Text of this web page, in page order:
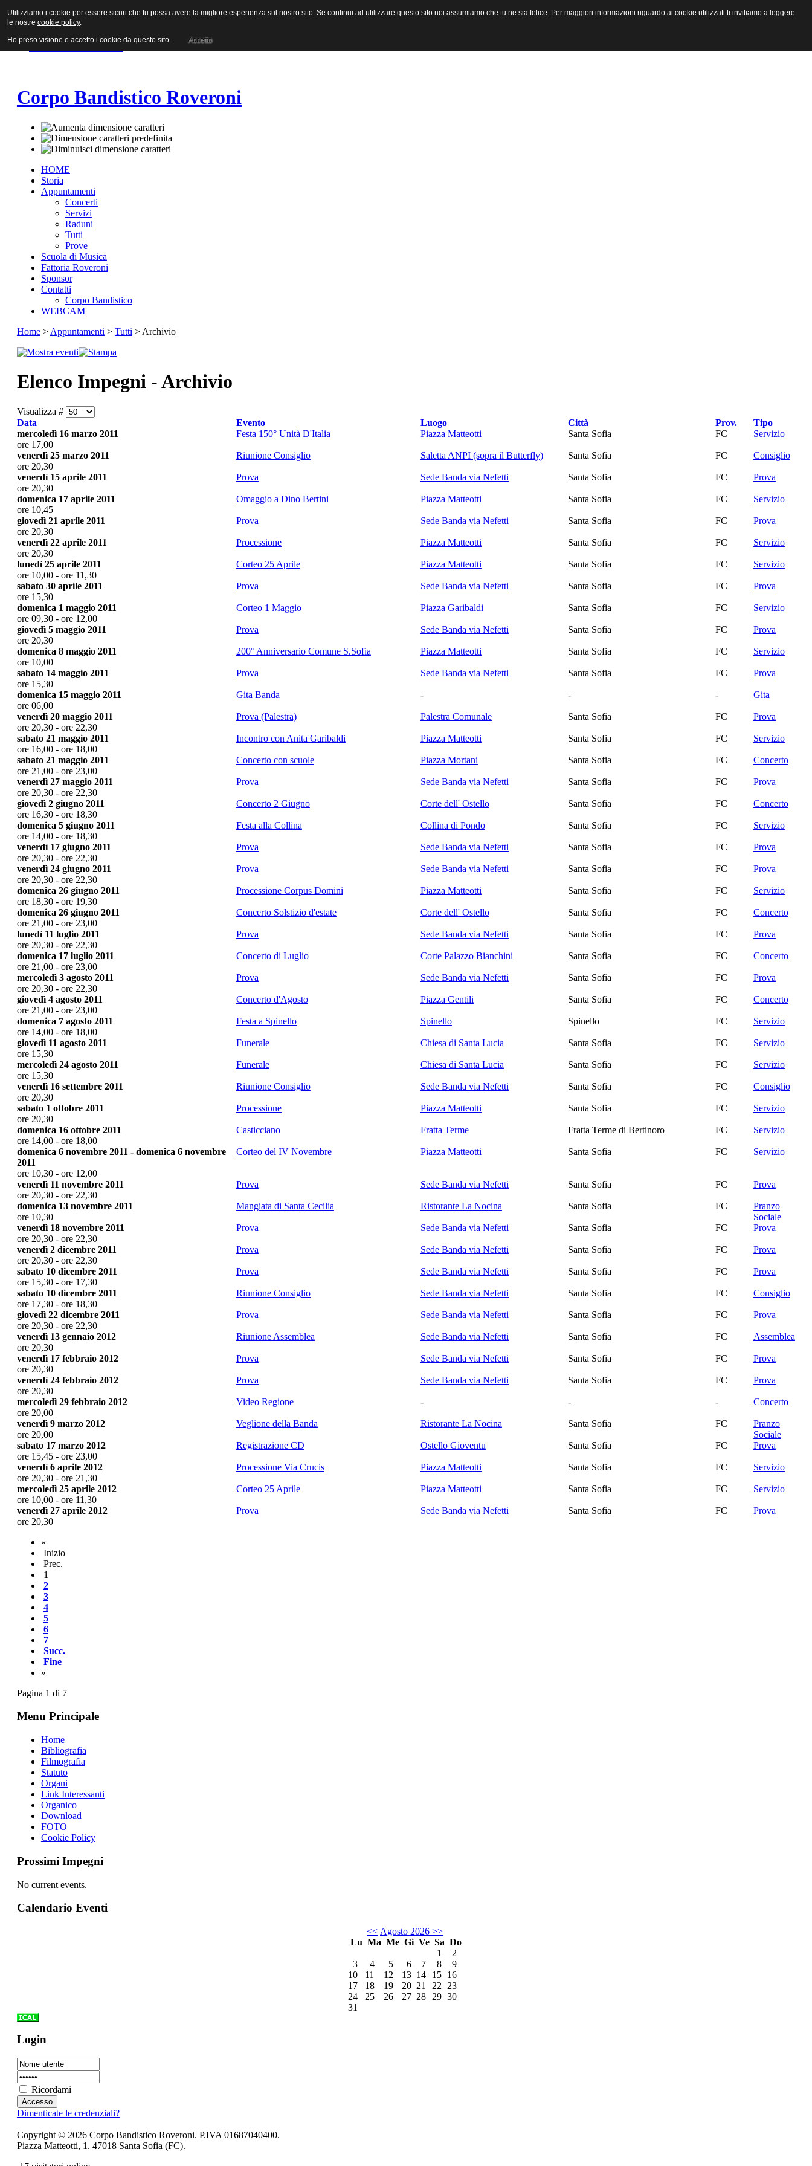
Vai al contenuto
Vai alla navigazione principale
Vai alla prima colonna
Corpo Bandistico Roveroni
HOME
Storia
Appuntamenti
Concerti
Servizi
Raduni
Tutti
Prove
Scuola di Musica
Fattoria Roveroni
Sponsor
Contatti
Corpo Bandistico
WEBCAM
Home> Appuntamenti > Tutti > Archivio
Elenco Impegni - Archivio
Visualizza #
Data
Evento Luogo Città Prov.
Tipo
mercoledì 16 marzo 2011
ore 17,00
Festa 150° Unità D'Italia Piazza Matteotti Santa Sofia FC Servizio
venerdì 25 marzo 2011
ore 20,30
Riunione Consiglio Saletta ANPI (sopra il Butterfly) Santa Sofia FC Consiglio
venerdì 15 aprile 2011
ore 20,30
Prova Sede Banda via Nefetti Santa Sofia FC Prova
domenica 17 aprile 2011
ore 10,45
Omaggio a Dino Bertini Piazza Matteotti Santa Sofia FC Servizio
giovedì 21 aprile 2011
ore 20,30
Prova Sede Banda via Nefetti Santa Sofia FC Prova
venerdì 22 aprile 2011
ore 20,30
Processione Piazza Matteotti Santa Sofia FC Servizio
lunedì 25 aprile 2011
ore 10,00 - ore 11,30
Corteo 25 Aprile Piazza Matteotti Santa Sofia FC Servizio
sabato 30 aprile 2011
ore 15,30
Prova Sede Banda via Nefetti Santa Sofia FC Prova
domenica 1 maggio 2011
ore 09,30 - ore 12,00
Corteo 1 Maggio Piazza Garibaldi Santa Sofia FC Servizio
giovedì 5 maggio 2011
ore 20,30
Prova Sede Banda via Nefetti Santa Sofia FC Prova
domenica 8 maggio 2011
ore 10,00
200° Anniversario Comune S.Sofia Piazza Matteotti Santa Sofia FC Servizio
sabato 14 maggio 2011
ore 15,30
Prova Sede Banda via Nefetti Santa Sofia FC Prova
domenica 15 maggio 2011
ore 06,00
Gita Banda - - - Gita
venerdì 20 maggio 2011
ore 20,30 - ore 22,30
Prova (Palestra) Palestra Comunale Santa Sofia FC Prova
sabato 21 maggio 2011
ore 16,00 - ore 18,00
Incontro con Anita Garibaldi Piazza Matteotti Santa Sofia FC Servizio
sabato 21 maggio 2011
ore 21,00 - ore 23,00
Concerto con scuole Piazza Mortani Santa Sofia FC Concerto
venerdì 27 maggio 2011
ore 20,30 - ore 22,30
Prova Sede Banda via Nefetti Santa Sofia FC Prova
giovedì 2 giugno 2011
ore 16,30 - ore 18,30
Concerto 2 Giugno Corte dell' Ostello Santa Sofia FC Concerto
domenica 5 giugno 2011
ore 14,00 - ore 18,30
Festa alla Collina Collina di Pondo Santa Sofia FC Servizio
venerdì 17 giugno 2011
ore 20,30 - ore 22,30
Prova Sede Banda via Nefetti Santa Sofia FC Prova
venerdì 24 giugno 2011
ore 20,30 - ore 22,30
Prova Sede Banda via Nefetti Santa Sofia FC Prova
domenica 26 giugno 2011
ore 18,30 - ore 19,30
Processione Corpus Domini Piazza Matteotti Santa Sofia FC Servizio
domenica 26 giugno 2011
ore 21,00 - ore 23,00
Concerto Solstizio d'estate Corte dell' Ostello Santa Sofia FC Concerto
lunedì 11 luglio 2011
ore 20,30 - ore 22,30
Prova Sede Banda via Nefetti Santa Sofia FC Prova
domenica 17 luglio 2011
ore 21,00 - ore 23,00
Concerto di Luglio Corte Palazzo Bianchini Santa Sofia FC Concerto
mercoledì 3 agosto 2011
ore 20,30 - ore 22,30
Prova Sede Banda via Nefetti Santa Sofia FC Prova
giovedì 4 agosto 2011
ore 21,00 - ore 23,00
Concerto d'Agosto Piazza Gentili Santa Sofia FC Concerto
domenica 7 agosto 2011
ore 14,00 - ore 18,00
Festa a Spinello Spinello Spinello FC Servizio
giovedì 11 agosto 2011
ore 15,30
Funerale Chiesa di Santa Lucia Santa Sofia FC Servizio
mercoledì 24 agosto 2011
ore 15,30
Funerale Chiesa di Santa Lucia Santa Sofia FC Servizio
venerdì 16 settembre 2011
ore 20,30
Riunione Consiglio Sede Banda via Nefetti Santa Sofia FC Consiglio
sabato 1 ottobre 2011
ore 20,30
Processione Piazza Matteotti Santa Sofia FC Servizio
domenica 16 ottobre 2011
ore 14,00 - ore 18,00
Casticciano Fratta Terme Fratta Terme di Bertinoro FC Servizio
domenica 6 novembre 2011 - domenica 6 novembre
2011
ore 10,30 - ore 12,00
Corteo del IV Novembre Piazza Matteotti Santa Sofia FC Servizio
venerdì 11 novembre 2011
ore 20,30 - ore 22,30
Prova Sede Banda via Nefetti Santa Sofia FC Prova
domenica 13 novembre 2011
ore 10,30
Mangiata di Santa Cecilia Ristorante La Nocina Santa Sofia FC
Pranzo
Sociale
venerdì 18 novembre 2011
ore 20,30 - ore 22,30
Prova Sede Banda via Nefetti Santa Sofia FC Prova
venerdì 2 dicembre 2011
ore 20,30 - ore 22,30
Prova Sede Banda via Nefetti Santa Sofia FC Prova
sabato 10 dicembre 2011
ore 15,30 - ore 17,30
Prova Sede Banda via Nefetti Santa Sofia FC Prova
sabato 10 dicembre 2011
ore 17,30 - ore 18,30
Riunione Consiglio Sede Banda via Nefetti Santa Sofia FC Consiglio
giovedì 22 dicembre 2011
ore 20,30 - ore 22,30
Prova Sede Banda via Nefetti Santa Sofia FC Prova
venerdì 13 gennaio 2012
ore 20,30
Riunione Assemblea Sede Banda via Nefetti Santa Sofia FC Assemblea
venerdì 17 febbraio 2012
ore 20,30
Prova Sede Banda via Nefetti Santa Sofia FC Prova
venerdì 24 febbraio 2012
ore 20,30
Prova Sede Banda via Nefetti Santa Sofia FC Prova
mercoledì 29 febbraio 2012
ore 20,00
Video Regione - - - Concerto
venerdì 9 marzo 2012
ore 20,00
Veglione della Banda Ristorante La Nocina Santa Sofia FC
Pranzo
Sociale
sabato 17 marzo 2012
ore 15,45 - ore 23,00
Registrazione CD Ostello Gioventu Santa Sofia FC Prova
venerdì 6 aprile 2012
ore 20,30 - ore 21,30
Processione Via Crucis Piazza Matteotti Santa Sofia FC Servizio
mercoledì 25 aprile 2012
ore 10,00 - ore 11,30
Corteo 25 Aprile Piazza Matteotti Santa Sofia FC Servizio
venerdì 27 aprile 2012
ore 20,30
Prova Sede Banda via Nefetti Santa Sofia FC Prova
«
Inizio
Prec.
1
2
3
4
5
6
7
Succ.
Fine
»
Pagina 1 di 7
Menu Principale
Home
Bibliografia
Filmografia
Statuto
Organi
Link Interessanti
Organico
Download
FOTO
Cookie Policy
Prossimi Impegni
No current events.
Calendario Eventi
<< Agosto 2026 >>
Lu Ma Me Gi Ve Sa Do
1
2
3
4 5 6 7 8
9
10
11 12 13 14 15 16
17
18 19 20 21 22
23
24
25 26 27 28 29 30
31
Login
Ricordami
Dimenticate le credenziali?
Copyright © 2026 Corpo Bandistico Roveroni. P.IVA 01687040400.
Piazza Matteotti, 1. 47018 Santa Sofia (FC).
Utilizziamo i cookie per essere sicuri che tu possa avere la migliore esperienza sul nostro sito. Se continui ad utilizzare questo sito noi assumiamo che tu ne sia felice. Per maggiori informazioni riguardo ai cookie utilizzati ti invitiamo a leggere
le nostre cookie policy.
Ho preso visione e accetto i cookie da questo sito. Accetto